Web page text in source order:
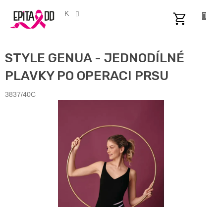
obsah
CZK
STYLE GENUA - JEDNODÍLNÉ
PLAVKY PO OPERACI PRSU
3837/40C